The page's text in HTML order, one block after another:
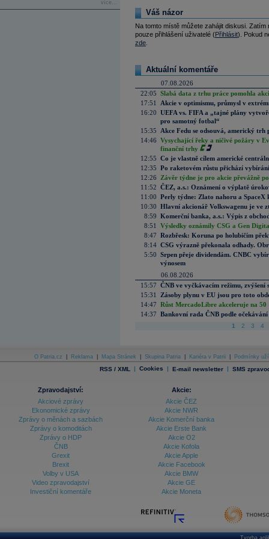
více...
Váš názor
Na tomto místě můžete zahájit diskusi.
pouze přihlášení uživatelé (Přihlásit). Pokud
zde
Aktuální komentáře
07.08.2026
22:05 Slabá data z trhu práce pomohla
17:51
Akcie v optimismu, průmysl v
16:20 UEFA vs. FIFA a „tajné plány
pro samotný fotbal“
15:35
Akce Fedu se odsouvá, americký
14:46 Vysychající řeky a ničivé požáry v
finanční trhy
12:55 Co je vlastně cílem americké
12:35 Po raketovém růstu přichází
12:26
Závěr týdne je pro akcie převážně
11:52 ČEZ, a.s.: Oznámení o výplatě
11:00 Perly týdne: Zlato nahoru a SpaceX
10:30 Hlavní akcionář Volkswagenu je ve
8:59 Komerční banka, a.s.: Výpis z
8:51
Výsledky oznámily CSG a Gen
8:47 Rozbřesk: Koruna po holubičím
8:14 CSG výrazně překonala odhady.
5:50 Srpen přeje dividendám. CNBC
výnosem
06.08.2026
15:57 ČNB ve vyčkávacím režimu, zvýšení
15:31
Zásoby plynu v EU jsou pro toto
14:47 Růst MercadoLibre akceleruje na
14:37 Bankovní rada ČNB podle
1 2 3 4
O Patria.cz Reklama Mapa Stránek Skupina Patria Kariéra v Patrii Podmínky
RSS / XML | Cookies | E-mail newsletter | SMS
Zpravodajství:
Akciové zprávy
Ekonomické zprávy
Zprávy o měnách a sazbách
Zprávy o komoditách
Zprávy o HDP
ČNB
Grexit
Brexit
Volby v USA
Video zpravodajství
Investiční komentáře
Akcie:
Akcie ČEZ
Akcie NWR
Akcie Komerční banka
Akcie Erste Bank
Akcie O2
Akcie Kofola
Akcie Apple
Akcie Facebook
Akcie BMW
Akcie GE
Akcie Moneta
Tvorba